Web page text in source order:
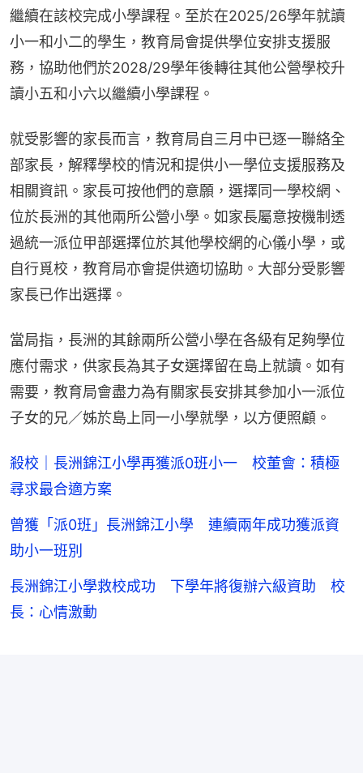
繼續在該校完成小學課程。至於在2025/26學年就讀
小一和小二的學生，教育局會提供學位安排支援服
務，協助他們於2028/29學年後轉往其他公營學校升
讀小五和小六以繼續小學課程。
就受影響的家長而言，教育局自三月中已逐一聯絡全
部家長，解釋學校的情況和提供小一學位支援服務及
相關資訊。家長可按他們的意願，選擇同一學校網、
位於長洲的其他兩所公營小學。如家長屬意按機制透
過統一派位甲部選擇位於其他學校網的心儀小學，或
自行覓校，教育局亦會提供適切協助。大部分受影響
家長已作出選擇。
當局指，長洲的其餘兩所公營小學在各級有足夠學位
應付需求，供家長為其子女選擇留在島上就讀。如有
需要，教育局會盡力為有關家長安排其參加小一派位
子女的兄／姊於島上同一小學就學，以方便照顧。
殺校｜長洲錦江小學再獲派0班小一 校董會：積極
尋求最合適方案
曾獲「派0班」長洲錦江小學 連續兩年成功獲派資
助小一班別
長洲錦江小學救校成功 下學年將復辦六級資助 校
長：心情激動